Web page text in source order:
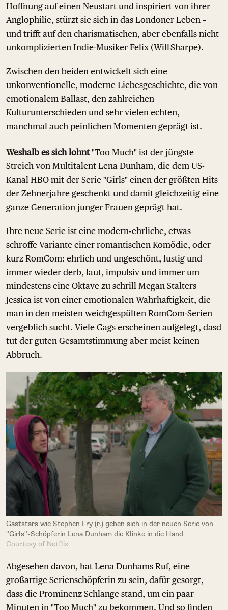
Hoffnung auf einen Neustart und inspiriert von ihrer
Anglophilie, stürzt sie sich in das Londoner Leben –
und trifft auf den charismatischen, aber ebenfalls nicht
unkomplizierten Indie-Musiker Felix (Will Sharpe).
Zwischen den beiden entwickelt sich eine
unkonventionelle, moderne Liebesgeschichte, die von
emotionalem Ballast, den zahlreichen
Kulturunterschieden und sehr vielen echten,
manchmal auch peinlichen Momenten geprägt ist.
Weshalb es sich lohnt"Too Much" ist der jüngste
Streich von Multitalent Lena Dunham, die dem US-
Kanal HBO mit der Serie "Girls" einen der größten Hits
der Zehnerjahre geschenkt und damit gleichzeitig eine
ganze Generation junger Frauen geprägt hat.
Ihre neue Serie ist eine modern‑ehrliche, etwas
schroffe Variante einer romantischen Komödie, oder
kurz RomCom: ehrlich und ungeschönt, lustig und
immer wieder derb, laut, impulsiv und immer um
mindestens eine Oktave zu schrill Megan Stalters
Jessica ist von einer emotionalen Wahrhaftigkeit, die
man in den meisten weichgespülten RomCom-Serien
vergeblich sucht. Viele Gags erscheinen aufgelegt, dasd
tut der guten Gesamtstimmung aber meist keinen
Abbruch.
Gaststars wie Stephen Fry (r.) geben sich in der neuen Serie von
"Girls"-Schöpferin Lena Dunham die Klinke in die Hand
Courtesy of Netflix
Abgesehen davon, hat Lena Dunhams Ruf, eine
großartige Serienschöpferin zu sein, dafür gesorgt,
dass die Prominenz Schlange stand, um ein paar
Minuten in "Too Much" zu bekommen. Und so finden